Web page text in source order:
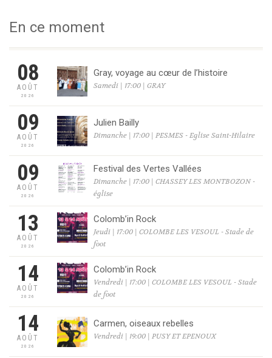
En ce moment
08
AOÛT
2026
Gray, voyage au cœur de l’histoire
Samedi | 17:00 | GRAY
09
AOÛT
2026
Julien Bailly
Dimanche | 17:00 | PESMES - Eglise Saint-Hilaire
09
AOÛT
2026
Festival des Vertes Vallées
Dimanche | 17:00 | CHASSEY LES MONTBOZON -
église
13
AOÛT
2026
Colomb’in Rock
Jeudi | 17:00 | COLOMBE LES VESOUL - Stade de
foot
14
AOÛT
2026
Colomb’in Rock
Vendredi | 17:00 | COLOMBE LES VESOUL - Stade
de foot
14
AOÛT
2026
Carmen, oiseaux rebelles
Vendredi | 19:00 | PUSY ET EPENOUX